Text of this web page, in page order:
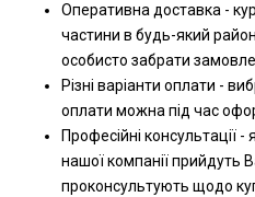
Оперативна доставка -
частини в будь-який
особисто забрати
Різні варіанти оплати -
оплати можна під час
Професійні
нашої компанії прийдуть
проконсультують щодо